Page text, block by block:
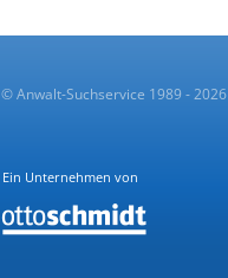
© Anwalt-Suchservice 1989 - 2026
Ein Unternehmen von